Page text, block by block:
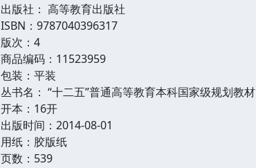
出版社： 高等教育出版社
ISBN：9787040396317
版次：4
商品编码：11523959
包装：平装
丛书名： “十二五”普通高等教育本科国家级规划教材
开本：16开
出版时间：2014-08-01
用纸：胶版纸
页数：539